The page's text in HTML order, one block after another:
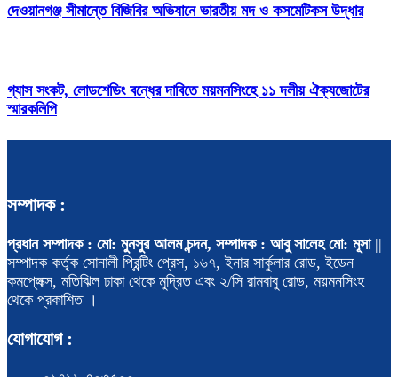
দেওয়ানগঞ্জ সীমান্তে বিজিবির অভিযানে ভারতীয় মদ ও কসমেটিকস উদ্ধার
গ্যাস সংকট, লোডশেডিং বন্ধের দাবিতে ময়মনসিংহে ১১ দলীয় ঐক্যজোটের
স্মারকলিপি
সম্পাদক :
প্রধান সম্পাদক : মো: মুনসুর আলম চন্দন, সম্পাদক : আবু সালেহ মো: মূসা||
সম্পাদক কর্তৃক সোনালী প্রিন্টিং প্রেস, ১৬৭, ইনার সার্কুলার রোড, ইডেন
কমপ্লেক্স, মতিঝিল ঢাকা থেকে মুদ্রিত এবং ২/সি রামবাবু রোড, ময়মনসিংহ
থেকে প্রকাশিত ।
যোগাযোগ :